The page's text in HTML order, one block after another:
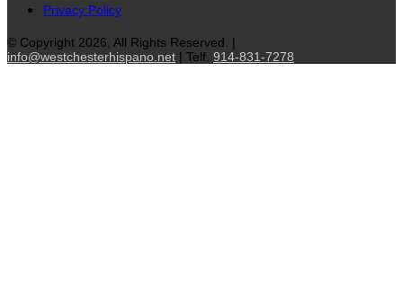
Privacy Policy
© Copyright 2026, All Rights Reserved. |
info@westchesterhispano.net | Telf. 914-831-7278